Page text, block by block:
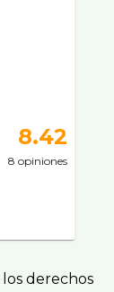
8.42
8 opiniones
los derechos